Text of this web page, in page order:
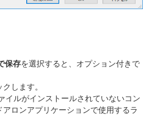
保存を選択すると、オプション付きで
します。
イルがインストールされていないコン
ロンアプリケーションで使用するラ